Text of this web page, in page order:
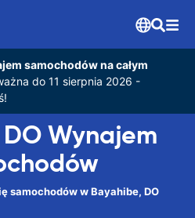
samochodów na całym
do 11 sierpnia 2026 -
Wynajem
samochodów w Bayahibe, DO